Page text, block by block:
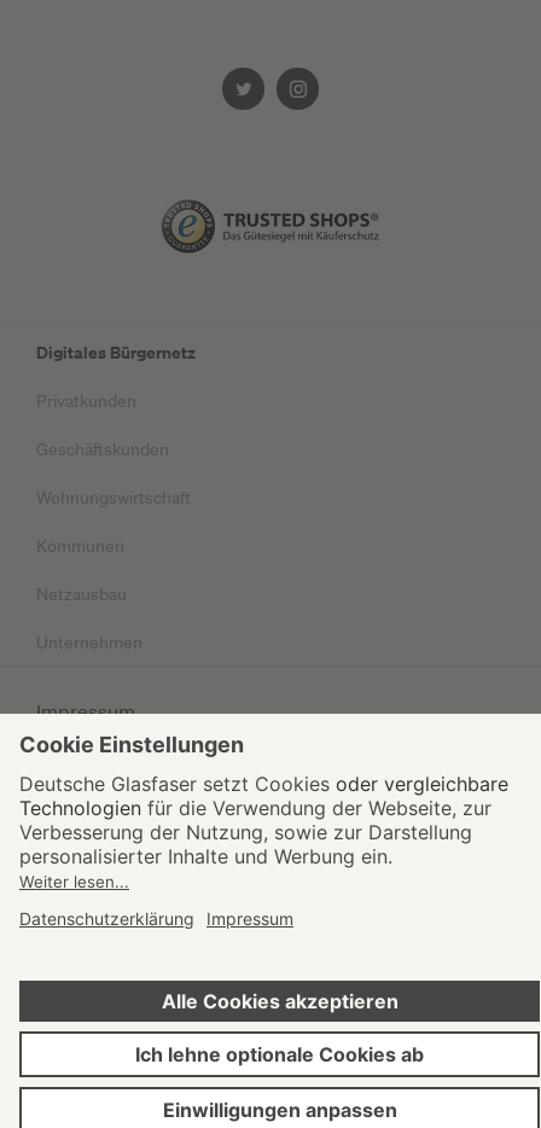
Digitales Bürgernetz
Privatkunden
Geschäftskunden
Wohnungswirtschaft
Kommunen
Netzausbau
Unternehmen
Impressum
Datenschutz
© 2026 Deutsche Glasfaser Unternehmensgruppe